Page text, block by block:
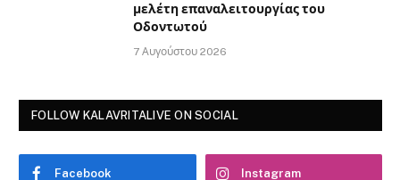
μελέτη επαναλειτουργίας του
Οδοντωτού
7 Αυγούστου 2026
FOLLOW KALAVRITALIVE ON SOCIAL
Facebook Instagram